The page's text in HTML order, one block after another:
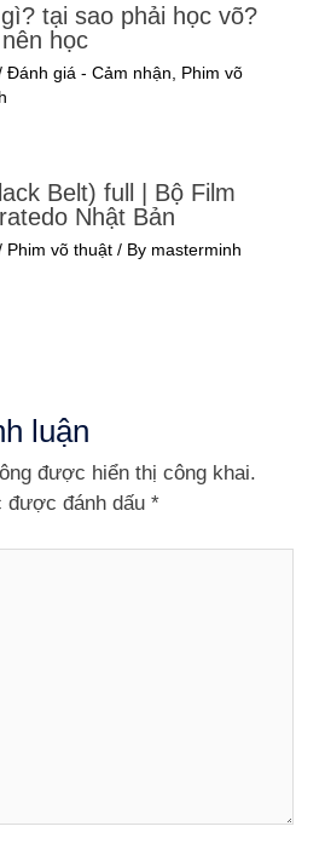
tại sao phải học võ?
học
Đánh giá - Cảm nhận
Phim võ
Belt) full | Bộ Film
Nhật Bản
Phim võ thuật/ By masterminh
luận
được hiển thị công khai.
được đánh dấu*